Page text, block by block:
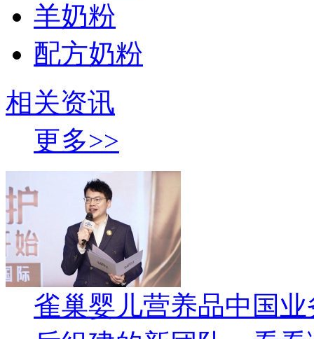
羊奶粉
配方奶粉
相关资讯
更多>>
雀巢婴儿营养品中国